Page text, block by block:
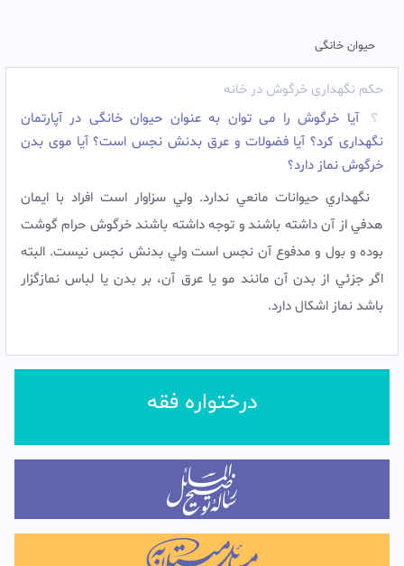
حیوان خانگی
حکم نگهداری خرگوش در خانه
آیا خرگوش را می توان به عنوان حیوان خانگی در آپارتمان
نگهداری کرد؟ آیا فضولات و عرق بدنش نجس است؟ آیا موی بدن
خرگوش نماز دارد؟
نگهداري حيوانات مانعي ندارد. ولي سزاوار است افراد با ايمان
هدفي از آن داشته باشند و توجه داشته باشند خرگوش حرام گوشت
بوده و بول و مدفوع آن نجس است ولي بدنش نجس نيست. البته
اگر جزئي از بدن آن مانند مو یا عرق آن، بر بدن يا لباس نمازگزار
باشد نماز اشکال دارد.
درختواره فقه